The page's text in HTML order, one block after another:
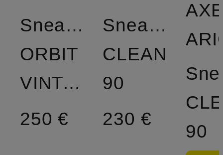
Sneaker
ORBIT
VINTAGE
250 €
Sneaker
CLEAN
90
230 €
90